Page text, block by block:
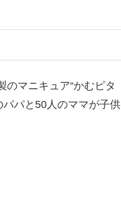
のマニキュア“かむピタ
パと50人のママが子供